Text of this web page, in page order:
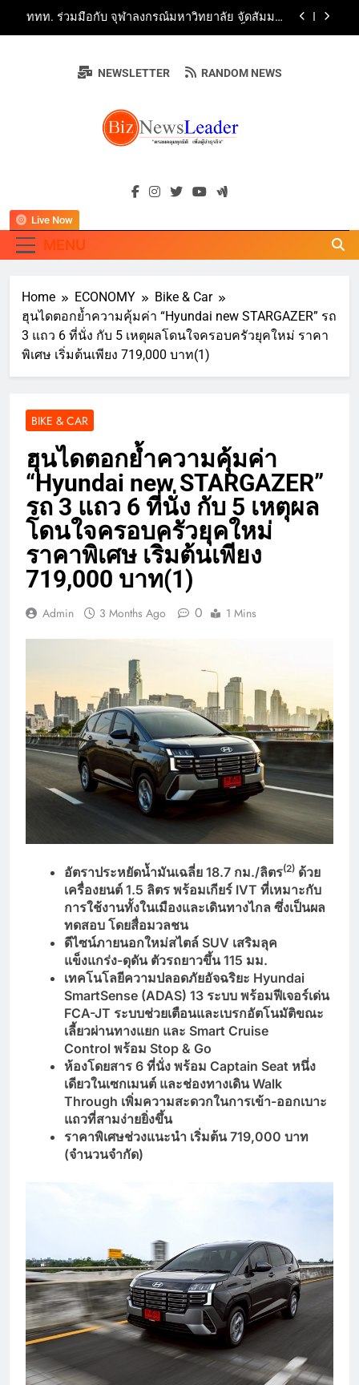
ททท. ร่วมมือกับ จุฬาลงกรณ์มหาวิทยาลัย จัดสัมมนา
ซาเล้งปลอดเหล้าเข้าพรรษา 2569” ชูพลังชุมชน
สืบสานพุทธศาสนา สร้างสังคมปลอดเหล้า ภายใต้
AirAsia X SEE FAH พันธมิตรทางธุรกิจยาวนานกว่า
20 ปี ต่อยอดเสิร์ฟความอร่อย ยกเมนูระดับตำนาน
“ข้าวหน้าไก่ราชวงศ์” พุ่งทะยานสู่น่านฟ้า
ธุรกิจท่องเที่ยวไทย “ขายได้ ขายดี ขายนาน”
BIZNEWSLEADER
"ครอบคลุมทุกมิติ เพื่อ…ผู้นำธุรกิจ"
NEWSLETTER RANDOM NEWS
MENU
Live Now
Home ECONOMY
Bike & Car
ฮุนไดตอกย้ำความคุ้มค่า “Hyundai new STARGAZER” รถ
3 แถว 6 ที่นั่ง กับ 5 เหตุผลโดนใจครอบครัวยุคใหม่ ราคา
พิเศษ เริ่มต้นเพียง 719,000 บาท(1)
BIKE & CAR
ฮุนไดตอกย้ำความคุ้มค่า
“Hyundai new STARGAZER”
รถ 3 แถว 6 ที่นั่ง กับ 5 เหตุผล
โดนใจครอบครัวยุคใหม่
ราคาพิเศษ เริ่มต้นเพียง
719,000 บาท(1)
Admin 3 Months Ago 0 1 Mins
อัตราประหยัดน้ำมันเฉลี่ย 18.7 กม./ลิตร(2) ด้วย
เครื่องยนต์ 1.5 ลิตร พร้อมเกียร์ IVT ที่เหมาะกับ
การใช้งานทั้งในเมืองและเดินทางไกล ซึ่งเป็นผล
ทดสอบ โดยสื่อมวลชน
ดีไซน์ภายนอกใหม่สไตล์ SUV เสริมลุค
แข็งแกร่ง-ดุดัน ตัวรถยาวขึ้น115 มม.
เทคโนโลยีความปลอดภัยอัจฉริยะ Hyundai
SmartSense (ADAS) 13 ระบบ พร้อมฟีเจอร์เด่น
FCA-JT ระบบช่วยเตือนและเบรกอัตโนมัติขณะ
เลี้ยวผ่านทางแยก และ Smart Cruise
Control พร้อม Stop & Go
ห้องโดยสาร 6 ที่นั่ง พร้อม Captain Seat หนึ่ง
เดียวในเซกเมนต์ และช่องทางเดิน Walk
Through เพิ่มความสะดวกในการเข้า-ออกเบาะ
แถวที่สามง่ายยิ่งขึ้น
ราคาพิเศษช่วงแนะนำ เริ่มต้น719,000 บาท
(จำนวนจำกัด)